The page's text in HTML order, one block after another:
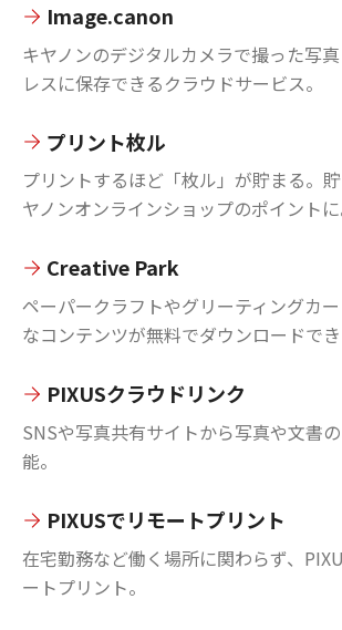
Image.canon
キヤノンのデジタルカメラで撮った写
レスに保存できるクラウドサービス。
プリント枚ル
プリントするほど「枚ル」が貯まる。
ヤノンオンラインショップのポイントに
Creative Park
ペーパークラフトやグリーティングカ
なコンテンツが無料でダウンロードでき
PIXUSクラウドリンク
SNSや写真共有サイトから写真や文書
能。
PIXUSでリモートプリント
在宅勤務など働く場所に関わらず、
ートプリント。